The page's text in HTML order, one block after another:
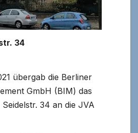
34
übergab die Berliner
GmbH (BIM) das
34 an die JVA